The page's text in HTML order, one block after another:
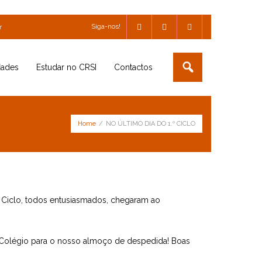
Siga-nos!
Estudar no CRSI Contactos
Home / NO ÚLTIMO DIA DO 1.º CICLO
todos entusiasmados, chegaram ao
para o nosso almoço de despedida! Boas